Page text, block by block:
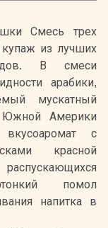
Смесь трех
из лучших
В смеси
арабики,
мускатный
Америки
вкусоаромат с
красной
помол
напитка в